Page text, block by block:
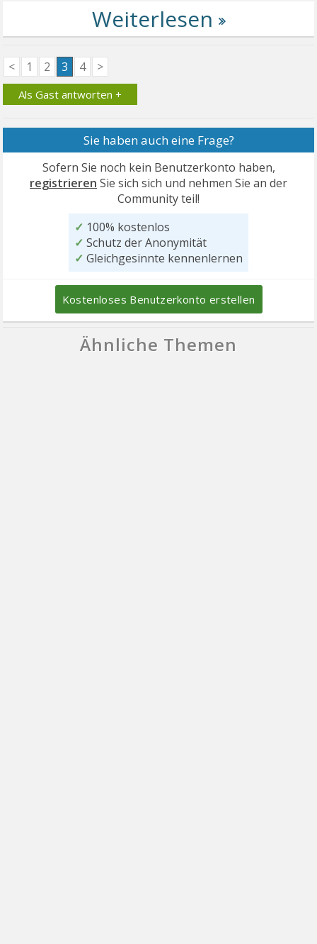
< 1 2 3 4 >
Als Gast antworten +
Sie haben auch eine Frage?
Sofern Sie noch kein Benutzerkonto haben,
registrieren Sie sich sich und nehmen Sie an der
Community teil!
✓ 100% kostenlos
✓ Schutz der Anonymität
✓ Gleichgesinnte kennenlernen
Kostenloses Benutzerkonto erstellen
Ähnliche Themen